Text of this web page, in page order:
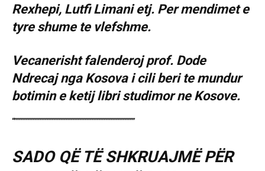
Rexhepi, Lutfi Limani etj. Per mendimet e
tyre shume te vlefshme.
Vecanerisht falenderoj prof. Dode
Ndrecaj nga Kosova i cili beri te mundur
botimin e ketij libri studimor ne Kosove.
“”””””””””””””””””””””””””””””””””””””””””””””””””””
SADO QË TË SHKRUAJMË PËR